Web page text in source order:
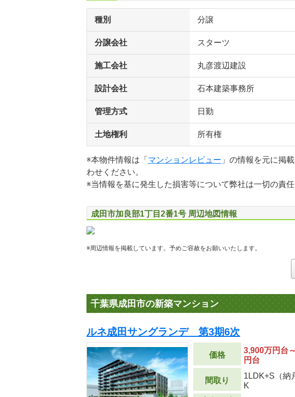
種別 分譲
分譲会社 スターツ
施工会社 丸彦渡辺建設
設計会社 石本建築事務所
管理方式 日勤
土地権利 所有権
※本物件情報は「 マンションレビュー 」の情報を元に掲
わせください。
※当情報を基に発生した損害等について弊社は一切の責
成田市加良部1丁目2番1号 周辺地図情報
※周辺情報を掲載しています。予めご容赦をお願いいたします。
千葉県成田市の新築マンション
ルネ成田サングランデ 第3期6次
価格
3,900万円台
円台
間取り
1LDK+S（納
K